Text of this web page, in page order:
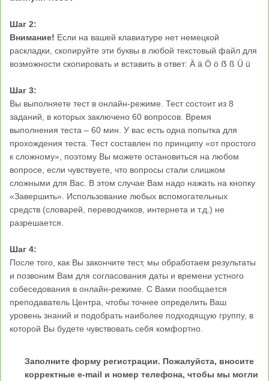
Шаг 2:
Внимание! Если на вашей клавиатуре нет немецкой
раскладки, скопируйте эти буквы в любой текстовый файл для
возможности скопировать и вставить в ответ: Ä ä Ö ö ẞ ß Ü ü
Шаг 3:
Вы выполняете тест в онлайн-режиме. Тест состоит из 8
заданий, в которых заключено 60 вопросов. Время
выполнения теста – 60 мин. У вас есть одна попытка для
прохождения теста. Тест составлен по принципу «от простого
к сложному», поэтому Вы можете остановиться на любом
вопросе, если чувствуете, что вопросы стали слишком
сложными для Вас. В этом случае Вам надо нажать на кнопку
«Завершить». Использование любых вспомогательных
средств (словарей, переводчиков, интернета и т.д.) не
разрешается.
Шаг 4:
После того, как Вы закончите тест, мы обработаем результаты
и позвоним Вам для согласования даты и времени устного
собеседования в онлайн-режиме. С Вами пообщается
преподаватель Центра, чтобы точнее определить Ваш
уровень знаний и подобрать наиболее подходящую группу, в
которой Вы будете чувствовать себя комфортно.
Заполните форму регистрации. Пожалуйста, вносите
корректные e-mail и номер телефона, чтобы мы могли